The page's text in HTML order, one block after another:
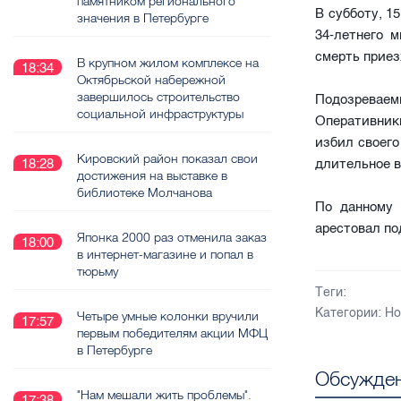
В субботу,
34-летнего
смерть
избил
длительное
По данному
арестовал
Теги:
Категории:
значения в Петербурге
18:34
В крупном жилом комплексе на
Октябрьской набережной
завершилось строительство
социальной инфраструктуры
18:28
Кировский район показал свои
достижения на выставке в
библиотеке Молчанова
18:00
Японка 2000 раз отменила заказ
в интернет-магазине и попал в
тюрьму
17:57
Четыре умные колонки вручили
первым победителям акции МФЦ
в Петербурге
"Нам мешали жить проблемы".